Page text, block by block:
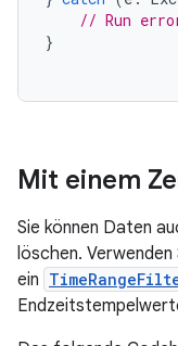
// Run
}
Mit einem
Sie können Daten
löschen. Verwenden
ein